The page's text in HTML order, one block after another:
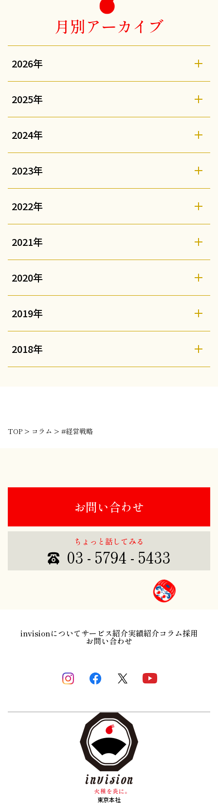
月別アーカイブ
2026年
2025年
2024年
2023年
2022年
2021年
2020年
2019年
2018年
TOP > コラム > #経営戦略
お問い合わせ
ちょっと話してみる
03 - 5794 - 5433
invisionについてサービス紹介実績紹介コラム採用
お問い合わせ
東京本社